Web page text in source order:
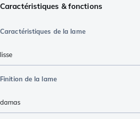
Caractéristiques & fonctions
Caractéristiques de la lame
lisse
Finition de la lame
damas